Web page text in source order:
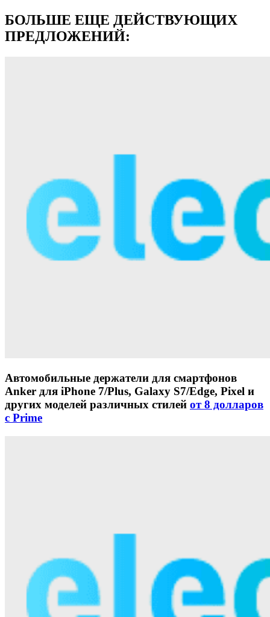
БОЛЬШЕ ЕЩЕ ДЕЙСТВУЮЩИХ
ПРЕДЛОЖЕНИЙ:
Автомобильные держатели для смартфонов
Anker для iPhone 7/Plus, Galaxy S7/Edge, Pixel и
других моделей различных стилей от 8 долларов
с Prime